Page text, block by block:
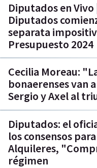
Diputados en Vivo
Diputados
separata
Presupuesto 2024
Cecilia Moreau:
bonaerenses van
Sergio y Axel al
Diputados: el
los consensos
Alquileres,
régimen